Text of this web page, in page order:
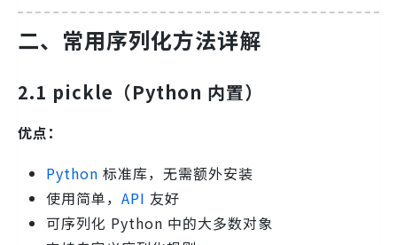
二、常用序列化方法详解
2.1 pickle（Python 内置）
优点：
Python 标准库，无需额外安装
使用简单， API 友好
可序列化 Python 中的大多数对象